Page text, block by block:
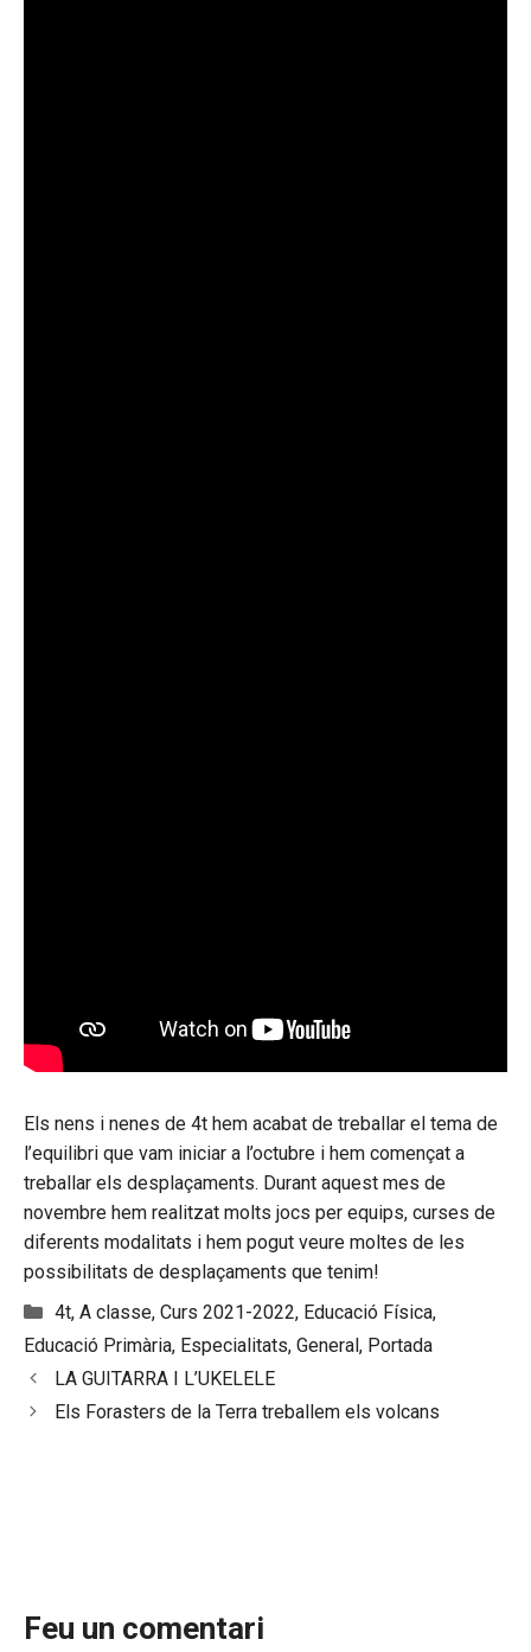
Els nens i nenes de 4t hem acabat de treballar el tema de
l’equilibri que vam iniciar a l’octubre i hem començat a
treballar els desplaçaments. Durant aquest mes de
novembre hem realitzat molts jocs per equips, curses de
diferents modalitats i hem pogut veure moltes de les
possibilitats de desplaçaments que tenim!
Categories
4t, A classe, Curs 2021-2022, Educació Física,
Educació Primària, Especialitats, General, Portada
LA GUITARRA I L’UKELELE
Els Forasters de la Terra treballem els volcans
Feu un comentari